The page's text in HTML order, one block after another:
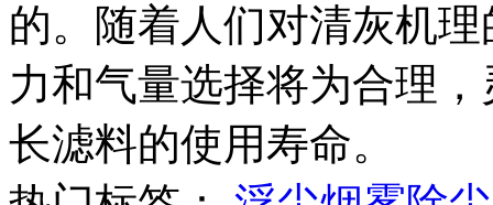
的。随着人们对清灰机
力和气量选择将为合理
长滤料的使用寿命。